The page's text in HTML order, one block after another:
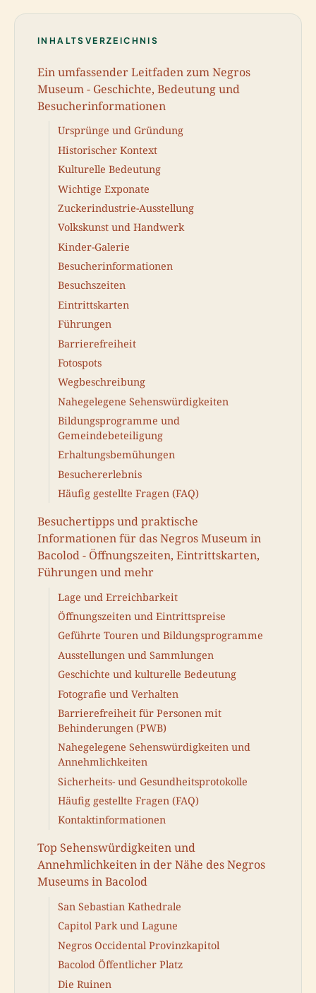
INHALTSVERZEICHNIS
Ein umfassender Leitfaden zum Negros
Museum - Geschichte, Bedeutung und
Besucherinformationen
Ursprünge und Gründung
Historischer Kontext
Kulturelle Bedeutung
Wichtige Exponate
Zuckerindustrie-Ausstellung
Volkskunst und Handwerk
Kinder-Galerie
Besucherinformationen
Besuchszeiten
Eintrittskarten
Führungen
Barrierefreiheit
Fotospots
Wegbeschreibung
Nahegelegene Sehenswürdigkeiten
Bildungsprogramme und
Gemeindebeteiligung
Erhaltungsbemühungen
Besuchererlebnis
Häufig gestellte Fragen (FAQ)
Besuchertipps und praktische
Informationen für das Negros Museum in
Bacolod - Öffnungszeiten, Eintrittskarten,
Führungen und mehr
Lage und Erreichbarkeit
Öffnungszeiten und Eintrittspreise
Geführte Touren und Bildungsprogramme
Ausstellungen und Sammlungen
Geschichte und kulturelle Bedeutung
Fotografie und Verhalten
Barrierefreiheit für Personen mit
Behinderungen (PWB)
Nahegelegene Sehenswürdigkeiten und
Annehmlichkeiten
Sicherheits- und Gesundheitsprotokolle
Häufig gestellte Fragen (FAQ)
Kontaktinformationen
Top Sehenswürdigkeiten und
Annehmlichkeiten in der Nähe des Negros
Museums in Bacolod
San Sebastian Kathedrale
Capitol Park und Lagune
Negros Occidental Provinzkapitol
Bacolod Öffentlicher Platz
Die Ruinen